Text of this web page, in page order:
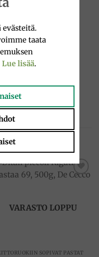
Idealisk för
VARASTO LOPPU
SOPIVAT PASTAT
taata
Lue lisää.